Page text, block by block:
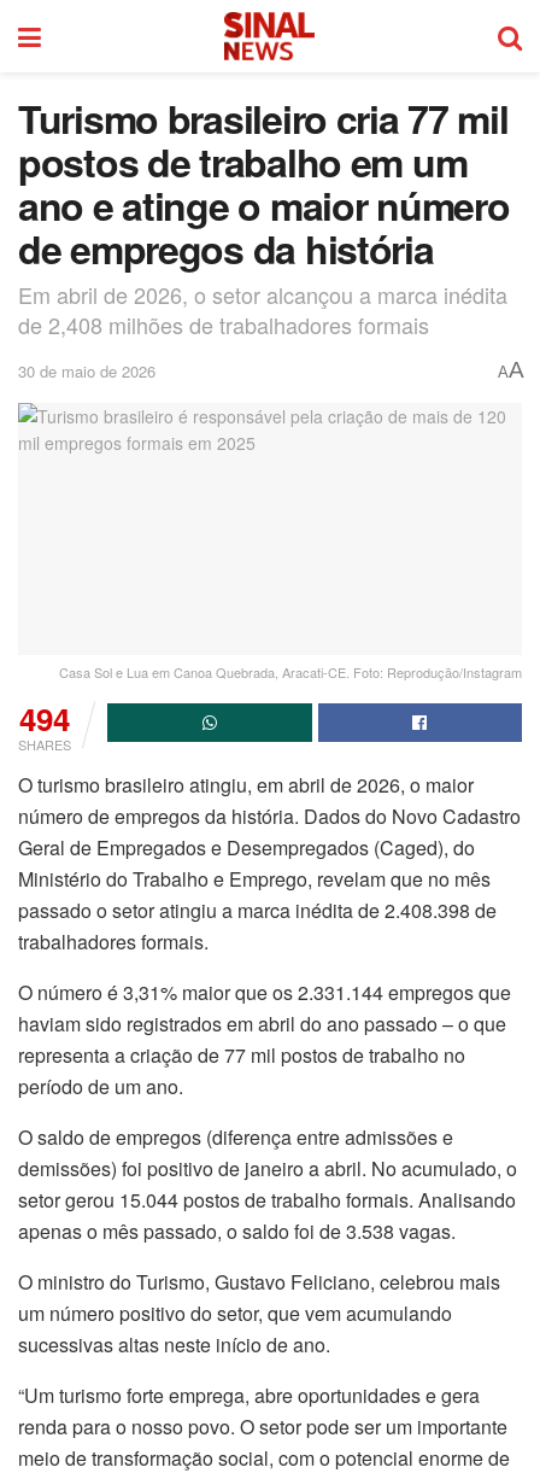
Turismo brasileiro cria 77 mil
postos de trabalho em um
ano e atinge o maior número
de empregos da história
Em abril de 2026, o setor alcançou a marca inédita
de 2,408 milhões de trabalhadores formais
30 de maio de 2026 AA
Casa Sol e Lua em Canoa Quebrada, Aracati-CE. Foto: Reprodução/Instagram
494
SHARES
O turismo brasileiro atingiu, em abril de 2026, o maior
número de empregos da história. Dados do Novo Cadastro
Geral de Empregados e Desempregados (Caged), do
Ministério do Trabalho e Emprego, revelam que no mês
passado o setor atingiu a marca inédita de 2.408.398 de
trabalhadores formais.
O número é 3,31% maior que os 2.331.144 empregos que
haviam sido registrados em abril do ano passado – o que
representa a criação de 77 mil postos de trabalho no
período de um ano.
O saldo de empregos (diferença entre admissões e
demissões) foi positivo de janeiro a abril. No acumulado, o
setor gerou 15.044 postos de trabalho formais. Analisando
apenas o mês passado, o saldo foi de 3.538 vagas.
O ministro do Turismo, Gustavo Feliciano, celebrou mais
um número positivo do setor, que vem acumulando
sucessivas altas neste início de ano.
“Um turismo forte emprega, abre oportunidades e gera
renda para o nosso povo. O setor pode ser um importante
meio de transformação social, com o potencial enorme de